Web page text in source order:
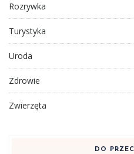
Rozrywka
Turystyka
Uroda
Zdrowie
Zwierzęta
DO